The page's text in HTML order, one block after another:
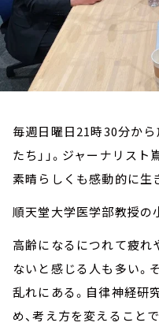
毎週日曜日21時30分か
たち」」。ジャーナリス
素晴らしくも感動的に生
順天堂大学医学部教授の
高齢になるにつれて疲れ
ないと感じる人も多い。
乱れにある。自律神経研
め、考え方を変えること